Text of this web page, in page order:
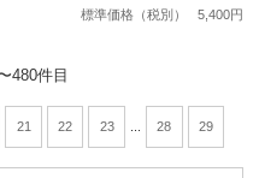
標準価格（税別）
5,400円
480件目
21 22 23 28 29